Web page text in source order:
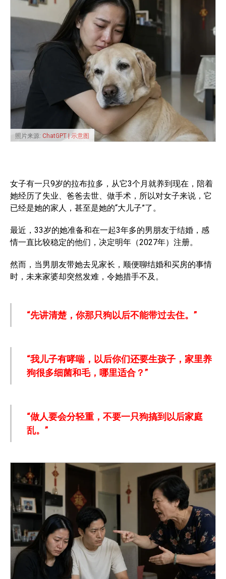
照片来源: ChatGPT | 示意图
女子有一只9岁的拉布拉多，从它3个月就养到现在，陪着
她经历了失业、爸爸去世、做手术，所以对女子来说，它
已经是她的家人，甚至是她的“大儿子”了。
最近，33岁的她准备和在一起3年多的男朋友于结婚，感
情一直比较稳定的他们，决定明年（2027年）注册。
然而，当男朋友带她去见家长，顺便聊结婚和买房的事情
时，未来家婆却突然发难，令她措手不及。
“先讲清楚，你那只狗以后不能带过去住。”
“我儿子有哮喘，以后你们还要生孩子，家里养
狗很多细菌和毛，哪里适合？”
“做人要会分轻重，不要一只狗搞到以后家庭
乱。”